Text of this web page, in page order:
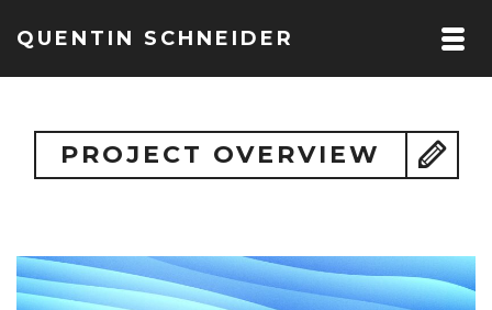
QUENTIN SCHNEIDER
PROJECT OVERVIEW